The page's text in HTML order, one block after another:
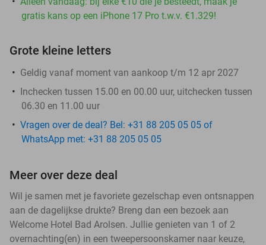
gratis kans op een iPhone 17 Pro t.w.v. €1.329!
Grote kleine letters
Geldig vanaf moment van aankoop t/m 12 apr 2027
Inchecken tussen 15.00 en 00.00 uur, uitchecken tussen
06.30 en 11.00 uur
Vragen over de deal? Bel: +31 88 205 05 05 of
WhatsApp met: +31 88 205 05 05
Meer over deze deal
Wil je samen met je favoriete gezelschap even ontsnappen
aan de dagelijkse drukte? Breng dan een bezoek aan
Welcome Hotel Bad Arolsen. Jullie genieten van 1 of 2
overnachting(en) in een tweepersoonskamer naar keuze,